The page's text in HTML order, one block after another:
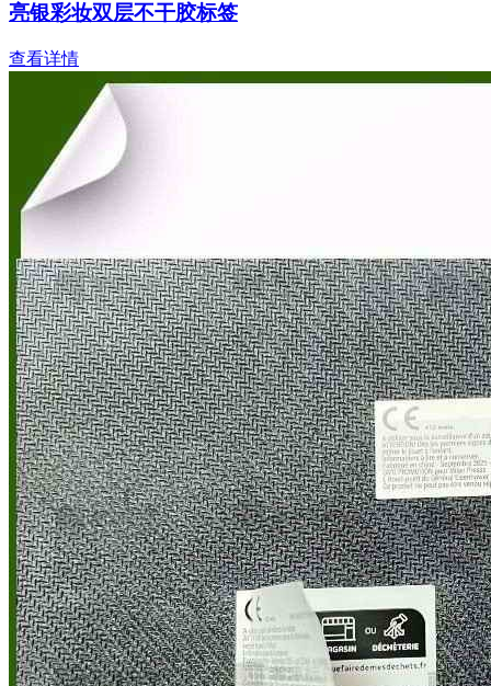
亮银彩妆双层不干胶标签
查看详情